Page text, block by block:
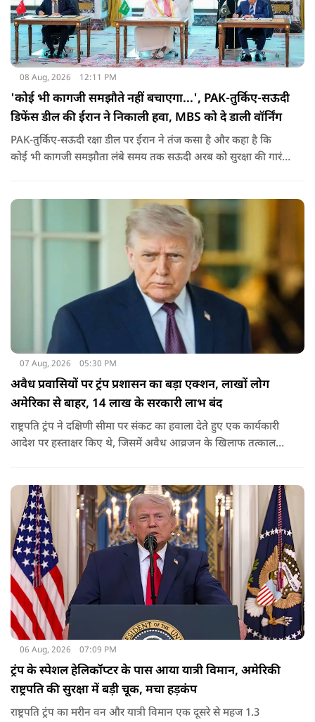
08 Aug, 2026 12:11 PM
'कोई भी कागजी समझौते नहीं बचाएगा...', PAK-तुर्किए-सऊदी
डिफेंस डील की ईरान ने निकाली हवा, MBS को दे डाली वॉर्निंग
PAK-तुर्किए-सऊदी रक्षा डील पर ईरान ने तंज कसा है और कहा है कि
कोई भी कागजी समझौता लंबे समय तक सऊदी अरब को सुरक्षा की गारंटी
07 Aug, 2026 05:30 PM
अवैध प्रवासियों पर ट्रंप प्रशासन का बड़ा एक्शन, लाखों लोग
अमेरिका से बाहर, 14 लाख के सरकारी लाभ बंद
राष्ट्रपति ट्रंप ने दक्षिणी सीमा पर संकट का हवाला देते हुए एक कार्यकारी
आदेश पर हस्ताक्षर किए थे, जिसमें अवैध आव्रजन के खिलाफ तत्काल
06 Aug, 2026 07:09 PM
ट्रंप के स्पेशल हेलिकॉप्टर के पास आया यात्री विमान, अमेरिकी
राष्ट्रपति की सुरक्षा में बड़ी चूक, मचा हड़कंप
राष्ट्रपति ट्रंप का मरीन वन और यात्री विमान एक दूसरे से महज 1.3